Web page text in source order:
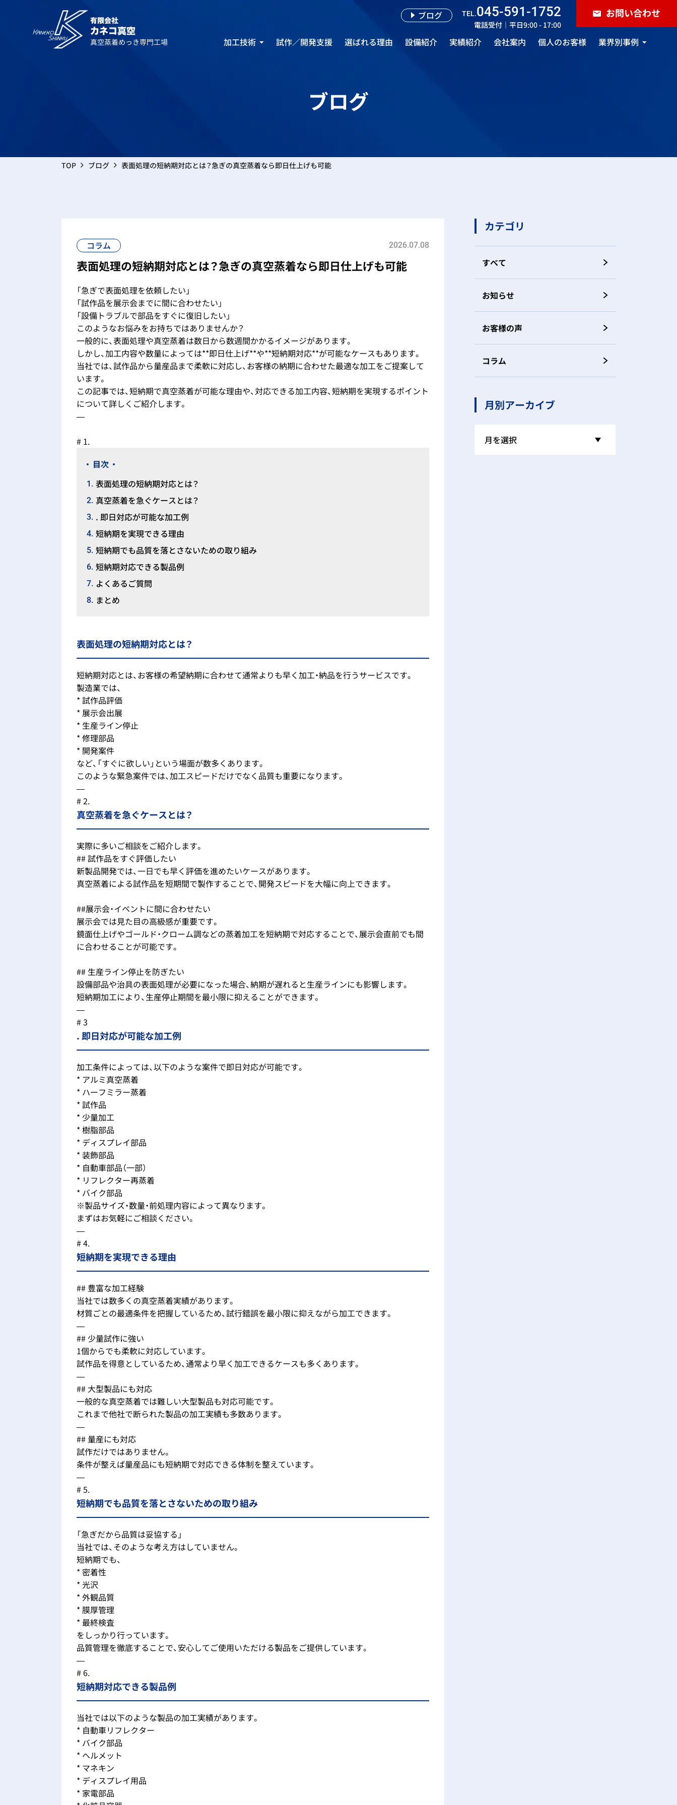
ブログ TEL.045-591-1752
電話受付｜平日9:00 - 17:00
お問い合わせ
加工技術 試作／開発支援 選ばれる理由 設備紹介 実績紹介 会社案内 個人のお客様 業界別事例
ブログ
TOP ブログ 表面処理の短納期対応とは？急ぎの真空蒸着なら即日仕上げも可能
コラム 2026.07.08
表面処理の短納期対応とは？急ぎの真空蒸着なら即日仕上げも可能
「急ぎで表面処理を依頼したい」
「試作品を展示会までに間に合わせたい」
「設備トラブルで部品をすぐに復旧したい」
このようなお悩みをお持ちではありませんか？
一般的に、表面処理や真空蒸着は数日から数週間かかるイメージがあります。
しかし、加工内容や数量によっては**即日仕上げ**や**短納期対応**が可能なケースもあります。
当社では、試作品から量産品まで柔軟に対応し、お客様の納期に合わせた最適な加工をご提案して
います。
この記事では、短納期で真空蒸着が可能な理由や、対応できる加工内容、短納期を実現するポイント
について詳しくご紹介します。
—
# 1.
目次
1 表面処理の短納期対応とは？
2 真空蒸着を急ぐケースとは？
3 . 即日対応が可能な加工例
4 短納期を実現できる理由
5 短納期でも品質を落とさないための取り組み
6 短納期対応できる製品例
7 よくあるご質問
8 まとめ
表面処理の短納期対応とは？
短納期対応とは、お客様の希望納期に合わせて通常よりも早く加工・納品を行うサービスです。
製造業では、
* 試作品評価
* 展示会出展
* 生産ライン停止
* 修理部品
* 開発案件
など、「すぐに欲しい」という場面が数多くあります。
このような緊急案件では、加工スピードだけでなく品質も重要になります。
—
# 2.
真空蒸着を急ぐケースとは？
実際に多いご相談をご紹介します。
## 試作品をすぐ評価したい
新製品開発では、一日でも早く評価を進めたいケースがあります。
真空蒸着による試作品を短期間で製作することで、開発スピードを大幅に向上できます。
##展示会・イベントに間に合わせたい
展示会では見た目の高級感が重要です。
鏡面仕上げやゴールド・クローム調などの蒸着加工を短納期で対応することで、展示会直前でも間
に合わせることが可能です。
## 生産ライン停止を防ぎたい
設備部品や治具の表面処理が必要になった場合、納期が遅れると生産ラインにも影響します。
短納期加工により、生産停止期間を最小限に抑えることができます。
—
# 3
. 即日対応が可能な加工例
加工条件によっては、以下のような案件で即日対応が可能です。
* アルミ真空蒸着
* ハーフミラー蒸着
* 試作品
* 少量加工
* 樹脂部品
* ディスプレイ部品
* 装飾部品
* 自動車部品（一部）
* リフレクター再蒸着
* バイク部品
※製品サイズ・数量・前処理内容によって異なります。
まずはお気軽にご相談ください。
—
# 4.
短納期を実現できる理由
## 豊富な加工経験
当社では数多くの真空蒸着実績があります。
材質ごとの最適条件を把握しているため、試行錯誤を最小限に抑えながら加工できます。
—
## 少量試作に強い
1個からでも柔軟に対応しています。
試作品を得意としているため、通常より早く加工できるケースも多くあります。
—
## 大型製品にも対応
一般的な真空蒸着では難しい大型製品も対応可能です。
これまで他社で断られた製品の加工実績も多数あります。
—
## 量産にも対応
試作だけではありません。
条件が整えば量産品にも短納期で対応できる体制を整えています。
—
# 5.
短納期でも品質を落とさないための取り組み
「急ぎだから品質は妥協する」
当社では、そのような考え方はしていません。
短納期でも、
* 密着性
* 光沢
* 外観品質
* 膜厚管理
* 最終検査
をしっかり行っています。
品質管理を徹底することで、安心してご使用いただける製品をご提供しています。
—
# 6.
短納期対応できる製品例
当社では以下のような製品の加工実績があります。
* 自動車リフレクター
* バイク部品
* ヘルメット
* マネキン
* ディスプレイ用品
* 家電部品
カテゴリ
すべて
お知らせ
お客様の声
コラム
月別アーカイブ